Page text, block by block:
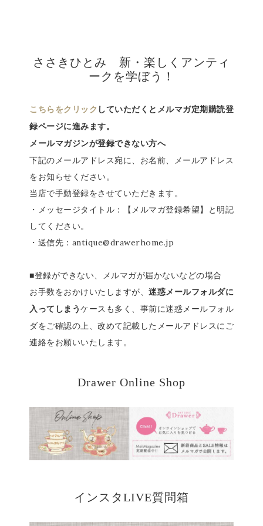
ささきひとみ 新・楽しくアンティ
ークを学ぼう！
こちらをクリック していただくとメルマガ定期購読登
録ページに進みます。
メールマガジンが登録できない方へ
下記のメールアドレス宛に、お名前、メールアドレス
をお知らせください。
当店で手動登録をさせていただきます。
・メッセージタイトル：【メルマガ登録希望】と明記
してください。
・送信先：antique@drawerhome.jp
■登録ができない、メルマガが届かないなどの場合
お手数をおかけいたしますが、 迷惑メールフォルダに
入ってしまう ケースも多く、事前に迷惑メールフォル
ダをご確認の上、改めて記載したメールアドレスにご
連絡をお願いいたします。
Drawer Online Shop
インスタLIVE質問箱